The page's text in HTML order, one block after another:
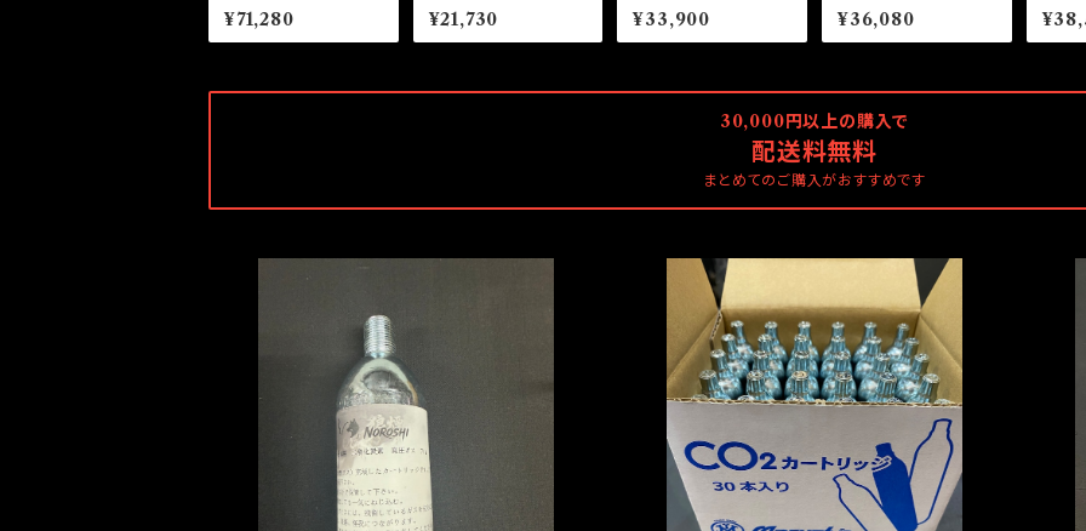
ョットガン
¥71,280
UELL- CO2 ブローバ
ック
¥21,730
rly HW + マガジン2本
キット
¥33,900 ¥36,080
30,000円以上の購入で
配送料無料
まとめてのご購入がおすすめです
NOROSHI CO2カートリッジ74g (10本入
り）
¥6,800
SOLD OUT
マルシン CO2カートリッジ (30本入り)
¥3,795